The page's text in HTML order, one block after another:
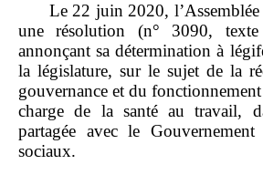
Le 22 juin 2020, l’Assemblée
une résolution (n° 3090,
annonçant sa détermination à
la législature, sur le sujet de la
gouvernance et du
charge de la santé au travail,
partagée avec le
sociaux.